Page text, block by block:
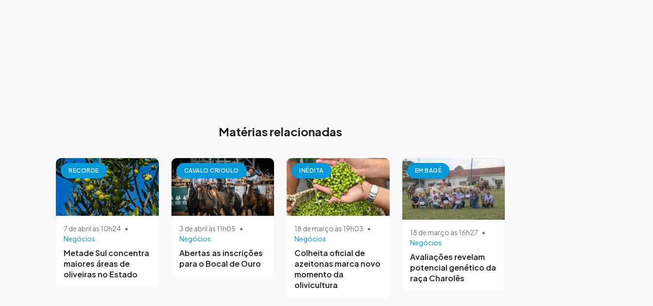
Matérias relacionadas
RECORDE
7 de abril às 10h24 •
Negócios
Metade Sul concentra
maiores áreas de
oliveiras no Estado
CAVALO CRIOULO
3 de abril às 11h05 •
Negócios
Abertas as inscrições
para o Bocal de Ouro
INÉDITA
18 de março às 19h03 •
Negócios
Colheita oficial de
azeitonas marca novo
momento da
olivicultura
EM BAGÉ
18 de março às 16h27 •
Negócios
Avaliações revelam
potencial genético da
raça Charolês